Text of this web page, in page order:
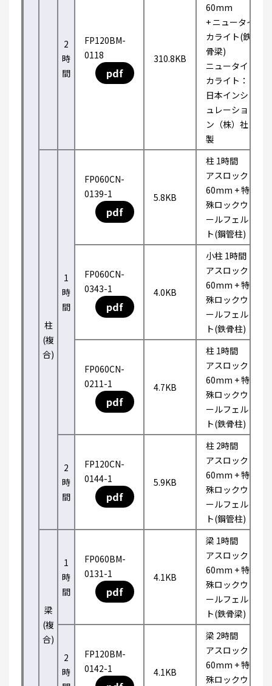
2
時
間
FP120BM-
0118
pdf
310.8KB
60mm
+ ニュータイ
カライト(鉄
骨梁)
ニュータイ
カライト：
日本インシ
ュレーショ
ン（株）社
製
柱
(複
合)
1
時
間
FP060CN-
0139-1
pdf
5.8KB
柱 1時間
アスロック
60mm + 特
殊ロックウ
ールフェル
ト(鋼管柱)
FP060CN-
0343-1
pdf
4.0KB
小柱 1時間
アスロック
60mm + 特
殊ロックウ
ールフェル
ト(鉄骨柱)
FP060CN-
0211-1
pdf
4.7KB
柱 1時間
アスロック
60mm + 特
殊ロックウ
ールフェル
ト(鉄骨柱)
2
時
間
FP120CN-
0144-1
pdf
5.9KB
柱 2時間
アスロック
60mm + 特
殊ロックウ
ールフェル
ト(鋼管柱)
梁
(複
合)
1
時
間
FP060BM-
0131-1
pdf
4.1KB
梁 1時間
アスロック
60mm + 特
殊ロックウ
ールフェル
ト(鉄骨梁)
2
時
FP120BM-
0142-1
4.1KB
梁 2時間
アスロック
60mm + 特
殊ロックウ